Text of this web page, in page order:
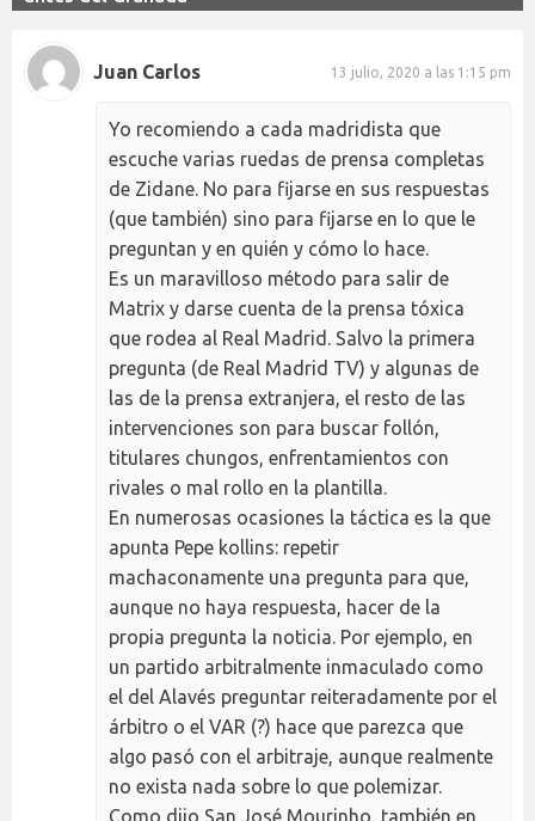
Juan Carlos 13 julio, 2020 a las 1:15 pm
Yo recomiendo a cada madridista que
escuche varias ruedas de prensa completas
de Zidane. No para fijarse en sus respuestas
(que también) sino para fijarse en lo que le
preguntan y en quién y cómo lo hace.
Es un maravilloso método para salir de
Matrix y darse cuenta de la prensa tóxica
que rodea al Real Madrid. Salvo la primera
pregunta (de Real Madrid TV) y algunas de
las de la prensa extranjera, el resto de las
intervenciones son para buscar follón,
titulares chungos, enfrentamientos con
rivales o mal rollo en la plantilla.
En numerosas ocasiones la táctica es la que
apunta Pepe kollins: repetir
machaconamente una pregunta para que,
aunque no haya respuesta, hacer de la
propia pregunta la noticia. Por ejemplo, en
un partido arbitralmente inmaculado como
el del Alavés preguntar reiteradamente por el
árbitro o el VAR (?) hace que parezca que
algo pasó con el arbitraje, aunque realmente
no exista nada sobre lo que polemizar.
Como dijo San José Mourinho, también en